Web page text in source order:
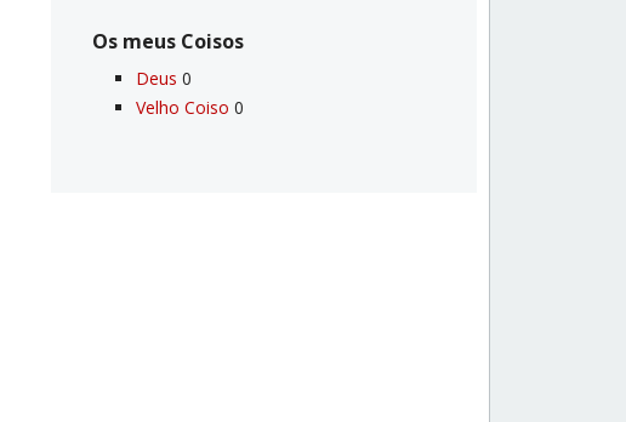
Os meus Coisos
Deus 0
Velho Coiso 0